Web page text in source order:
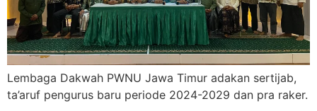
Lembaga Dakwah PWNU Jawa Timur adakan sertijab,
ta’aruf pengurus baru periode 2024-2029 dan pra raker.